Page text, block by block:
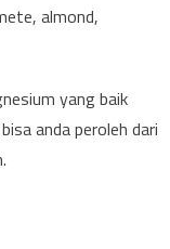
almond,
yang baik
anda peroleh dari